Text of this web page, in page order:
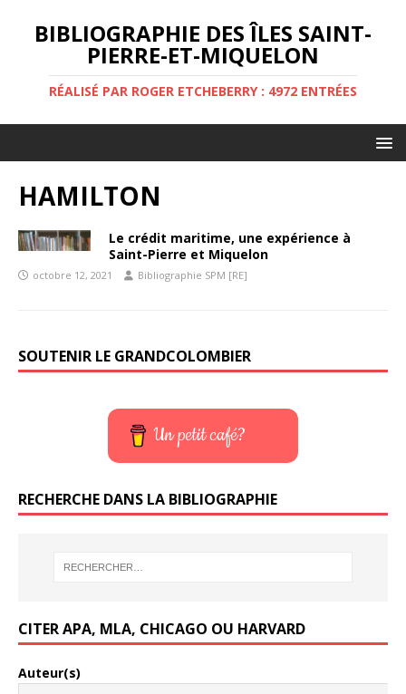
BIBLIOGRAPHIE DES ÎLES SAINT-
PIERRE-ET-MIQUELON
RÉALISÉ PAR ROGER ETCHEBERRY : 4972 ENTRÉES
HAMILTON
Le crédit maritime, une expérience à
Saint-Pierre et Miquelon
octobre 12, 2021 Bibliographie SPM [RE]
SOUTENIR LE GRANDCOLOMBIER
Un petit café?
RECHERCHE DANS LA BIBLIOGRAPHIE
CITER APA, MLA, CHICAGO OU HARVARD
Auteur(s)